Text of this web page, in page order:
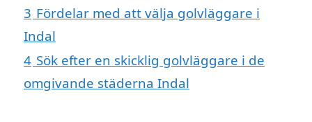
3 Fördelar med att välja golvläggare i
Indal
4 Sök efter en skicklig golvläggare i de
omgivande städerna Indal